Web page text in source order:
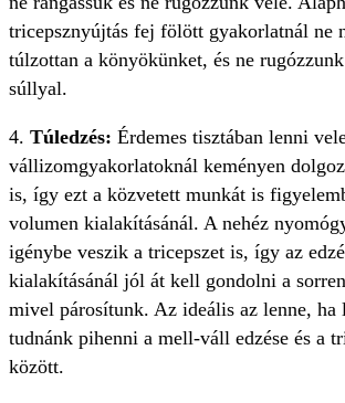
tricepsznyújtás fej fölött gyakorlatnál ne
túlzottan a könyökünket, és ne
súllyal.
4. Túledzés: Érdemes tisztában lenni
vállizomgyakorlatoknál keményen
is, így ezt a közvetett munkát is
volumen kialakításánál. A nehéz
igénybe veszik a tricepszet is, így az
kialakításánál jól át kell gondolni a
mivel párosítunk. Az ideális az lenne, ha
tudnánk pihenni a mell-váll edzése és a
között.